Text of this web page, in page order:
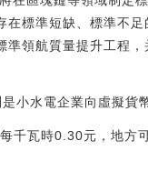
標準短缺、標準不
領航質量提升工程
小水電企業向虛擬貨
千瓦時0.30元，地方